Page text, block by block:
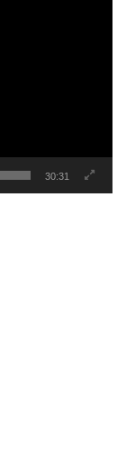
30:31